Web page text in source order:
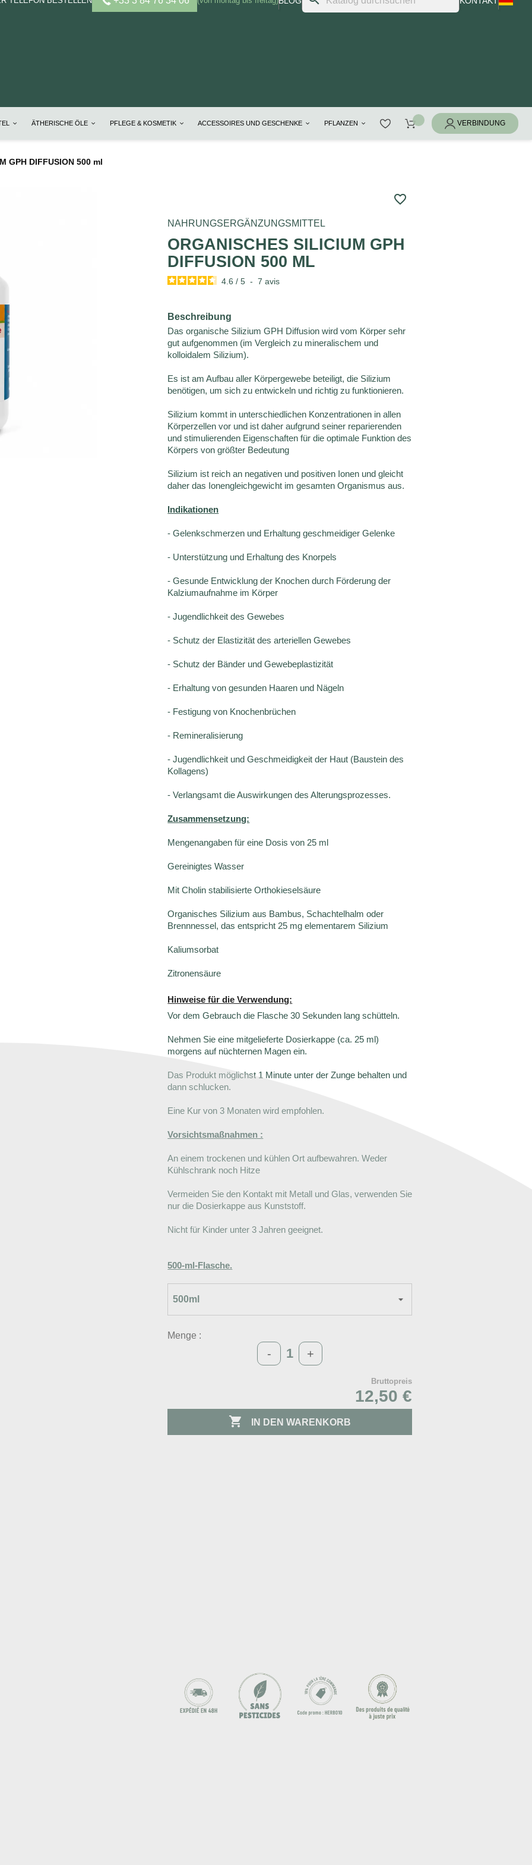
ÄTHERISCHE ÖLE PFLEGE & KOSMETIK ACCESSOIRES UND GESCHENKE PFLANZEN
GPH DIFFUSION 500 ml
favorite_border
NAHRUNGSERGÄNZUNGSMITTEL
ORGANISCHES SILICIUM GPH
DIFFUSION 500 ML
4.6 / 5 - 7avis
Beschreibung
Das organische Silizium GPH Diffusion wird vom Körper sehr
gut aufgenommen (im Vergleich zu mineralischem und
kolloidalem Silizium).
Es ist am Aufbau aller Körpergewebe beteiligt, die Silizium
benötigen, um sich zu entwickeln und richtig zu funktionieren.
Silizium kommt in unterschiedlichen Konzentrationen in allen
Körperzellen vor und ist daher aufgrund seiner reparierenden
und stimulierenden Eigenschaften für die optimale Funktion des
Körpers von größter Bedeutung
Silizium ist reich an negativen und positiven Ionen und gleicht
daher das Ionengleichgewicht im gesamten Organismus aus.
Indikationen
- Gelenkschmerzen und Erhaltung geschmeidiger Gelenke
- Unterstützung und Erhaltung des Knorpels
- Gesunde Entwicklung der Knochen durch Förderung der
Kalziumaufnahme im Körper
- Jugendlichkeit des Gewebes
- Schutz der Elastizität des arteriellen Gewebes
- Schutz der Bänder und Gewebeplastizität
- Erhaltung von gesunden Haaren und Nägeln
- Festigung von Knochenbrüchen
- Remineralisierung
- Jugendlichkeit und Geschmeidigkeit der Haut (Baustein des
Kollagens)
- Verlangsamt die Auswirkungen des Alterungsprozesses.
Zusammensetzung:
Mengenangaben für eine Dosis von 25 ml
Gereinigtes Wasser
Mit Cholin stabilisierte Orthokieselsäure
Organisches Silizium aus Bambus, Schachtelhalm oder
Brennnessel, das entspricht 25 mg elementarem Silizium
Kaliumsorbat
Zitronensäure
Hinweise für die Verwendung:
Vor dem Gebrauch die Flasche 30 Sekunden lang schütteln.
Nehmen Sie eine mitgelieferte Dosierkappe (ca. 25 ml)
morgens auf nüchternen Magen ein.
Das Produkt möglichst 1 Minute unter der Zunge behalten und
dann schlucken.
Eine Kur von 3 Monaten wird empfohlen.
Vorsichtsmaßnahmen :
An einem trockenen und kühlen Ort aufbewahren. Weder
Kühlschrank noch Hitze
Vermeiden Sie den Kontakt mit Metall und Glas, verwenden Sie
nur die Dosierkappe aus Kunststoff.
Nicht für Kinder unter 3 Jahren geeignet.
500-ml-Flasche.
Menge :
- +
Bruttopreis
12,50 €
 IN DEN WARENKORB